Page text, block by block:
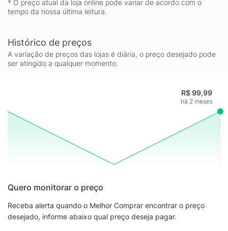
* O preço atual da loja online pode variar de acordo com o
tempo da nossa última leitura.
Histórico de preços
A variação de preços das lojas é diária, o preço desejado pode
ser atingido a qualquer momento.
R$ 99,99
há 2 meses
Quero monitorar o preço
Receba alerta quando o Melhor Comprar encontrar o preço
desejado, informe abaixo qual preço deseja pagar.